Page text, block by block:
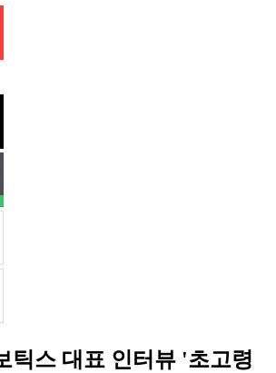
틱스 대표 인터뷰 '초고령